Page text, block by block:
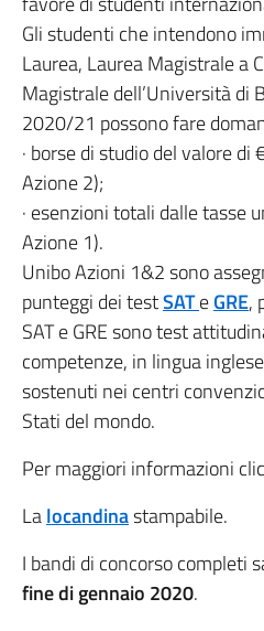
Gli studenti che intendono
Laurea, Laurea Magistrale a
Magistrale dell’Università di
2020/21 possono fare
· borse di studio del valore
Azione 2);
· esenzioni totali dalle tasse
Azione 1).
Unibo Azioni 1&2 sono
punteggi dei testSATeGRE,
SAT e GRE sono test
competenze, in lingua
sostenuti nei centri
Stati del mondo.
Per maggiori informazioni
Lalocandinastampabile.
I bandi di concorso completi
fine di gennaio 2020.